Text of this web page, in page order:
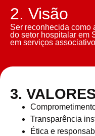
2. Visão
Ser reconhecida como
do setor hospitalar em
em serviços
3.
Transparência
Ética e